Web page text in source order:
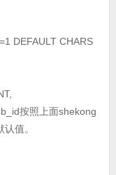
DEFAULT CHARS
按照上面shekong
值。